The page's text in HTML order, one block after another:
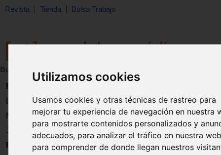
Utilizamos cookies
Usamos cookies y otras técnicas de rastreo para
mejorar tu experiencia de navegación en nuestra
para mostrarte contenidos personalizados y
adecuados, para analizar el tráfico en nuestra
para comprender de donde llegan nuestros
Revista Tienda Bolsa Trabajo
Buscar:
Revista
Libros
Material
Juguetes
Formación